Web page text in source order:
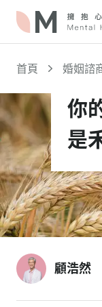
首頁 婚姻諮
你
是
顧浩然